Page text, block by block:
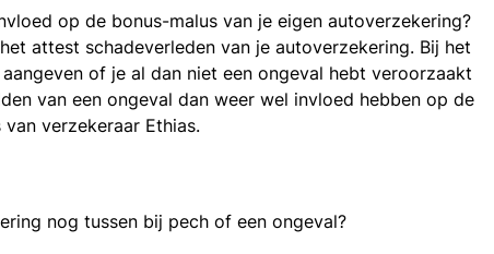
op de bonus-malus van je eigen autoverzekering?
attest schadeverleden van je autoverzekering. Bij het
of je al dan niet een ongeval hebt veroorzaakt
van een ongeval dan weer wel invloed hebben op de
verzekeraar Ethias.
nog tussen bij pech of een ongeval?